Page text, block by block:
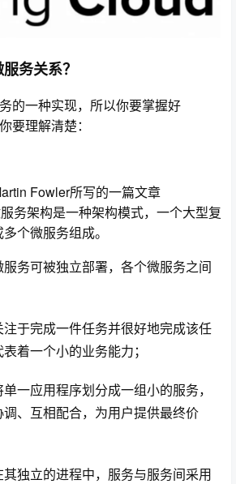
务关系？
的一种实现，所以你要掌握好
要理解清楚：
Fowler所写的一篇文章
务架构是一种架构模式，一个大型复
个微服务组成。
务可被独立部署，各个微服务之间
于完成一件任务并很好地完成该任
着一个小的业务能力；
一应用程序划分成一组小的服务，
、互相配合，为用户提供最终价
独立的进程中，服务与服务间采用